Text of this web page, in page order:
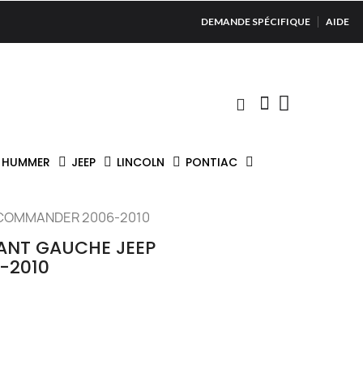
DEMANDE SPÉCIFIQUE AIDE
HUMMER JEEP LINCOLN PONTIAC
2006-2010
GAUCHE JEEP
2010